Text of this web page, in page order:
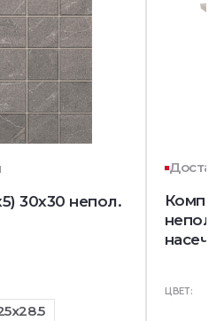
30x30 непол.
непол.
ЦВЕТ: